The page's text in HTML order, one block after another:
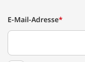
E-Mail-Adresse*